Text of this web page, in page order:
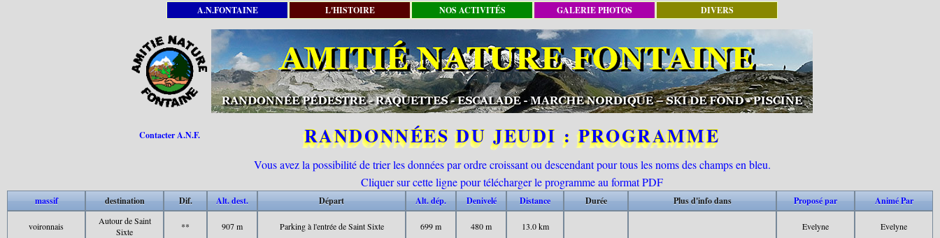
Contacter A.N.F. RANDONNÉES DU JEUDI : PROGRAMME
Vous avez la possibilité de trier les données par ordre croissant ou descendant pour tous les noms des champs en bleu.
Cliquer sur cette ligne pour télécharger le programme au format PDF
massif destination Dif. Alt. dest. Départ Alt. dép. Denivelé Distance Durée Plus d'info dans Proposé par Animé Par
voironnais
Autour de Saint
Sixte
** 907 m Parking à l'entrée de Saint Sixte 699 m 480 m 13.0 km Evelyne Evelyne
A.N.FONTAINE L'HISTOIRE NOS ACTIVITÉS GALERIE PHOTOS DIVERS